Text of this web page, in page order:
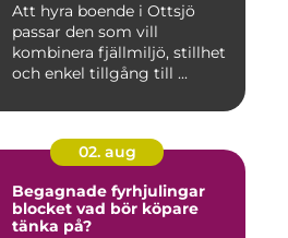
Att hyra boende i Ottsjö
passar den som vill
kombinera fjällmiljö, stillhet
och enkel tillgång till ...
02. aug
Begagnade fyrhjulingar
blocket vad bör köpare
tänka på?